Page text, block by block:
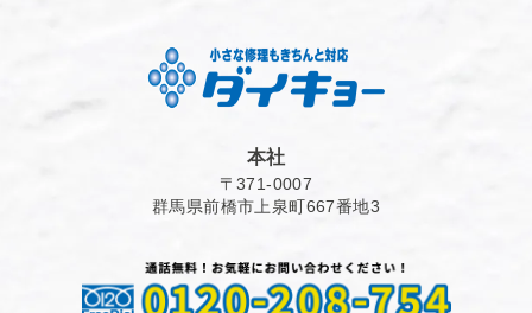
本社
〒371-0007
群馬県前橋市上泉町667番地3